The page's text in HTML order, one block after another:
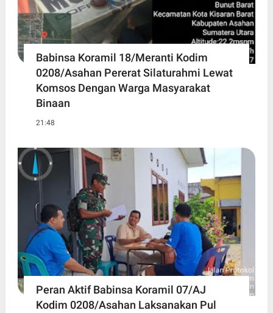
Babinsa Koramil 18/Meranti Kodim
0208/Asahan Pererat Silaturahmi Lewat
Komsos Dengan Warga Masyarakat
Binaan
21:48
Peran Aktif Babinsa Koramil 07/AJ
Kodim 0208/Asahan Laksanakan Pul